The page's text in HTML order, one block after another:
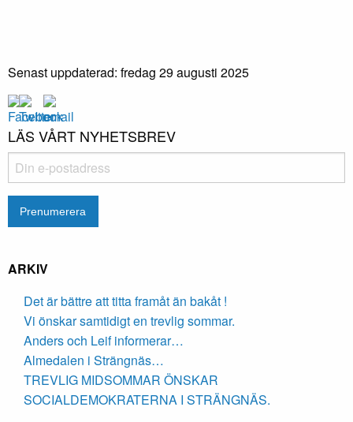
Senast uppdaterad: fredag 29 augusti 2025
LÄS VÅRT NYHETSBREV
ARKIV
Det är bättre att titta framåt än bakåt !
Vi önskar samtidigt en trevlig sommar.
Anders och Leif informerar…
Almedalen i Strängnäs…
TREVLIG MIDSOMMAR ÖNSKAR
SOCIALDEMOKRATERNA I STRÄNGNÄS.